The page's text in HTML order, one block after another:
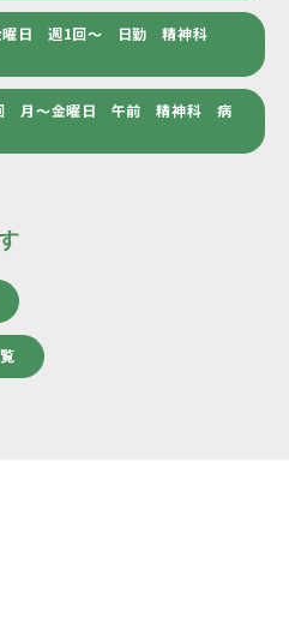
金曜日 週1回～ 日勤 精神科
回 月～金曜日 午前 精神科 病